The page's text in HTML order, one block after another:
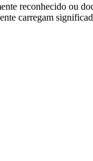
reconhecido ou
carregam